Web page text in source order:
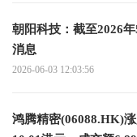
朝阳科技：截至2026
消息
2026-06-03 12:03:56
鸿腾精密(06088.HK)